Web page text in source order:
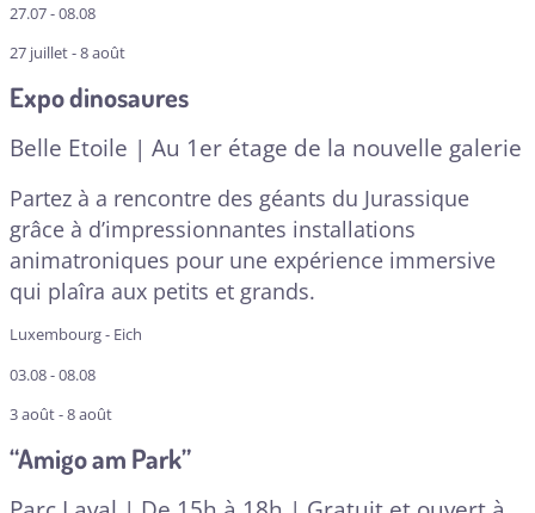
27.07 - 08.08
27 juillet - 8 août
Expo dinosaures
Belle Etoile | Au 1er étage de la nouvelle galerie
Partez à a rencontre des géants du Jurassique
grâce à d’impressionnantes installations
animatroniques pour une expérience immersive
qui plaîra aux petits et grands.
Luxembourg - Eich
03.08 - 08.08
3 août - 8 août
“Amigo am Park”